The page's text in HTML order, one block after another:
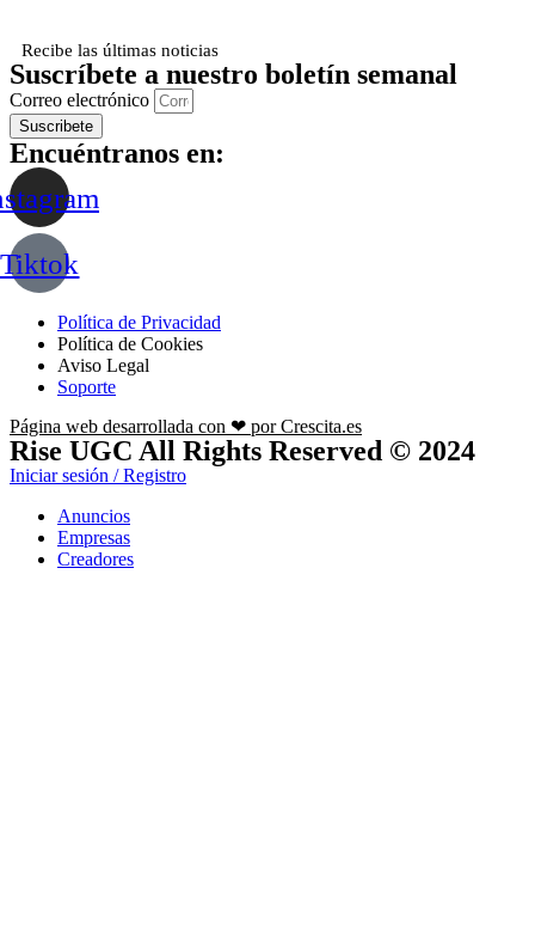
Recibe las últimas noticias
Suscríbete a nuestro boletín semanal
Correo electrónico
Suscribete
Encuéntranos en:
Tiktok
Política de Privacidad
Política de Cookies
Aviso Legal
Soporte
Página web desarrollada con ❤ por Crescita.es
Rise UGC All Rights Reserved © 2024
Iniciar sesión / Registro
Anuncios
Empresas
Creadores